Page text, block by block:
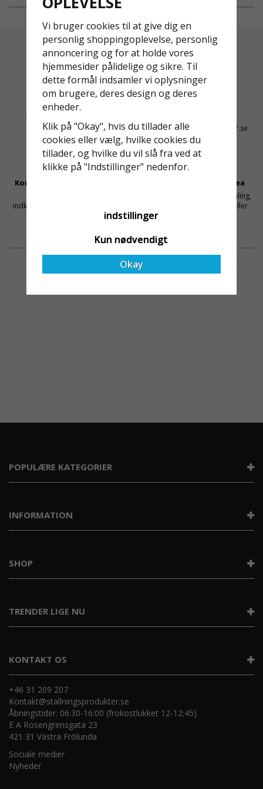
valet på
Ställningsprodukter.se.
Med daglig verksamhet på
hög höjd är det avgörande
för dem att samarbeta
med en leverantör som
både har rätt produkter
ändring på. Från och med
2025 träder nya
föreskrifter i kraft i
Sverige gällande
rullställningar, med s
Altid Hurtig Levering
lagervarer
kontakt@stallningsprodukter.se
Konkurrencedygtige Priser
indkøbsvolumener holder prisen
Sikker Betaling Med Svea
Sikre betalinger med kortbetaling,
MobilePay, faktura, leasing eller
HVAD VORES KUNDER SIGER
KONTAKT OS
+46 31 209 207
Kontakt@stallningsprodukter.se
Åbningstider: 06:30-16:00 (frokostlukket 12-12:45)
E A Rosengrensgata 23
421 31 Västra Frölunda
Sociale medier
Nyheder
POPULÆRE KATEGORIER
INFORMATION
TRENDER LIGE NU
SHOP
Vi bruger cookies til at give dig en
personlig shoppingoplevelse, personlig
annoncering og for at holde vores
hjemmesider pålidelige og sikre. Til
dette formål indsamler vi oplysninger
om brugere, deres design og deres
enheder.
Klik på "Okay", hvis du tillader alle
cookies eller vælg, hvilke cookies du
tillader, og hvilke du vil slå fra ved at
klikke på "Indstillinger" nedenfor.
indstillinger
Kun nødvendigt
Okay